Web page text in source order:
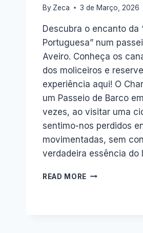
By Zeca 3 de Março, 2026
Descubra o encanto da
Portuguesa” num
Aveiro. Conheça os
dos moliceiros e
experiência aqui! O
um Passeio de Barco
vezes, ao visitar uma
sentimo-nos perdidos
movimentadas, sem
verdadeira essência do
READ MORE PASSEIO